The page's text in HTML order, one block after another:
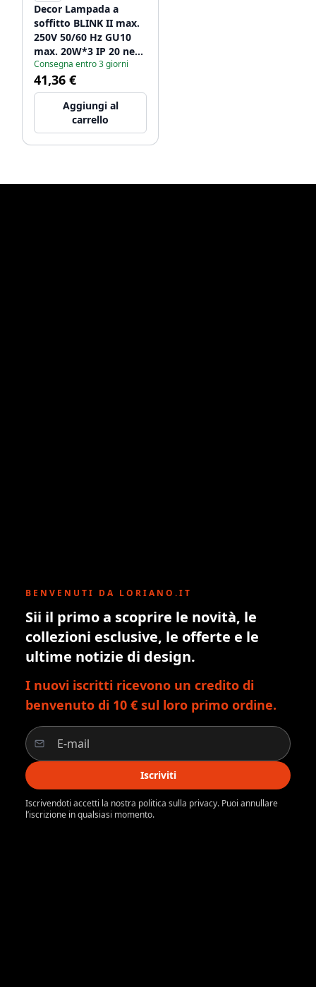
Decor Lampada a
soffitto BLINK II max.
250V 50/60 Hz GU10
max. 20W*3 IP 20 nero
triplo 1208963848
Consegna entro 3 giorni
41,36 €
Aggiungi al
carrello
BENVENUTI DA LORIANO.IT
Sii il primo a scoprire le novità, le
collezioni esclusive, le offerte e le
ultime notizie di design.
I nuovi iscritti ricevono un credito di
benvenuto di 10 € sul loro primo ordine.
Iscriviti
Iscrivendoti accetti la nostra politica sulla privacy. Puoi annullare
l’iscrizione in qualsiasi momento.